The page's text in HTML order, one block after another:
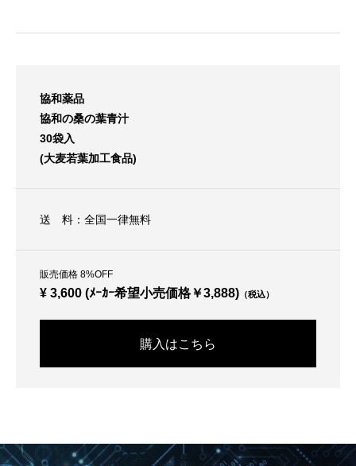
協和薬品
協和の桑の葉青汁
30袋入
(大麦若葉加工食品)
送 料：全国一律無料
販売価格 8%OFF
¥ 3,600 (ﾒｰｶｰ希望小売価格￥3,888) （税込）
購入はこちら